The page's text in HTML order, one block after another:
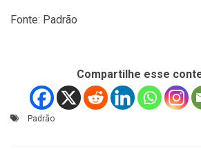
Fonte: Padrão
Compartilhe esse
Padrão